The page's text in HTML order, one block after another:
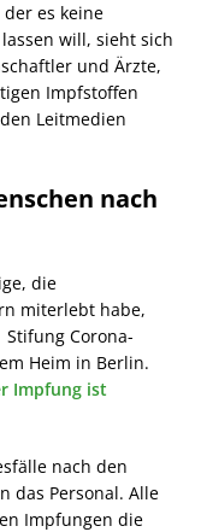
es keine
will, sieht sich
und Ärzte,
Impfstoffen
Leitmedien
nach
die
miterlebt habe,
Corona-
Heim in Berlin.
Impfung ist
nach den
das Personal. Alle
Impfungen die